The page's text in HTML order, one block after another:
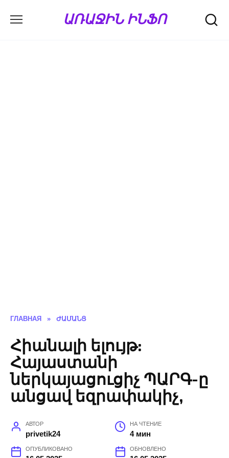
ԱՌԱՋԻՆ ԻՆՖՈ
ГЛАВНАЯ » ԺԱՄԱՆՑ
Հիանալի ելույթ:
Հայաստանի
ներկայացուցիչ ՊԱՐԳ-ը
անցավ եզրափակիչ,
АВТОР
privetik24
НА ЧТЕНИЕ
4 мин
ОПУБЛИКОВАНО ОБНОВЛЕНО